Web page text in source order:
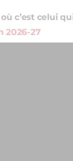
c’est celui
2026-27